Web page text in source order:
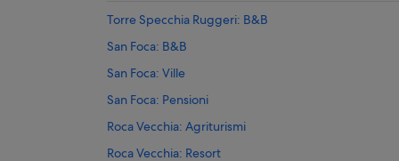
Torre Specchia Ruggeri: B&B
San Foca: B&B
San Foca: Ville
San Foca: Pensioni
Roca Vecchia: Agriturismi
Roca Vecchia: Resort